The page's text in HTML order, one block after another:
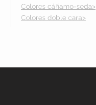
Colores cáñamo-seda>
Colores doble cara>